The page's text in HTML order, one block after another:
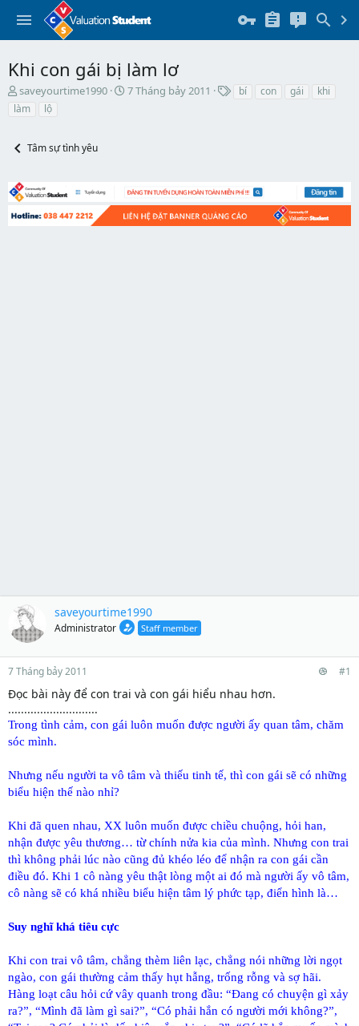
Khi con gái bị làm lơ
T
h
a
t
a
r
saveyourtime1990
N
đ
ầ
u
7 Tháng bảy 2011 bí con gái
khi
làm
lộ
Tâm sự tình yêu
saveyourtime1990
Administrator Staff member
7 Tháng bảy 2011 #1
Đọc bài này để con trai và con gái hiểu nhau hơn.
............................
Trong tình cảm, con gái luôn muốn được người ấy quan tâm, chăm
sóc mình.
Nhưng nếu người ta vô tâm và thiếu tinh tế, thì con gái sẽ có những
biểu hiện thế nào nhỉ?
Khi đã quen nhau, XX luôn muốn được chiều chuộng, hỏi han,
nhận được yêu thương… từ chính nửa kia của mình. Nhưng con trai
thì không phải lúc nào cũng đủ khéo léo để nhận ra con gái cần
điều đó. Khi 1 cô nàng yêu thật lòng một ai đó mà người ấy vô tâm,
cô nàng sẽ có khá nhiều biểu hiện tâm lý phức tạp, điển hình là…
Suy nghĩ khá tiêu cực
Khi con trai vô tâm, chẳng thèm liên lạc, chẳng nói những lời ngọt
ngào, con gái thường cảm thấy hụt hẫng, trống rỗng và sợ hãi.
Hàng loạt câu hỏi cứ vây quanh trong đầu: “Đang có chuyện gì xảy
ra?”, “Mình đã làm gì sai?”, “Có phải hắn có người mới không?”,